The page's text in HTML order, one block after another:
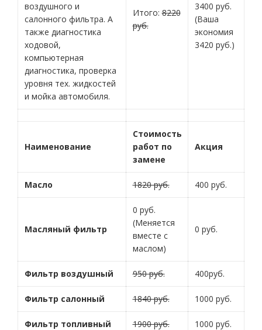
воздушного и
салонного фильтра. А
также диагностика
ходовой,
компьютерная
диагностика, проверка
уровня тех. жидкостей
и мойка автомобиля.
Итого:8220
руб.
3400 руб.
(Ваша
экономия
3420 руб.)
Наименование
Стоимость
работ по
замене
Акция
Масло 1820 руб. 400 руб.
Масляный фильтр
0 руб.
(Меняется
вместе с
маслом)
0 руб.
Фильтр воздушный 950 руб. 400руб.
Фильтр салонный 1840 руб. 1000 руб.
Фильтр топливный 1900 руб. 1000 руб.